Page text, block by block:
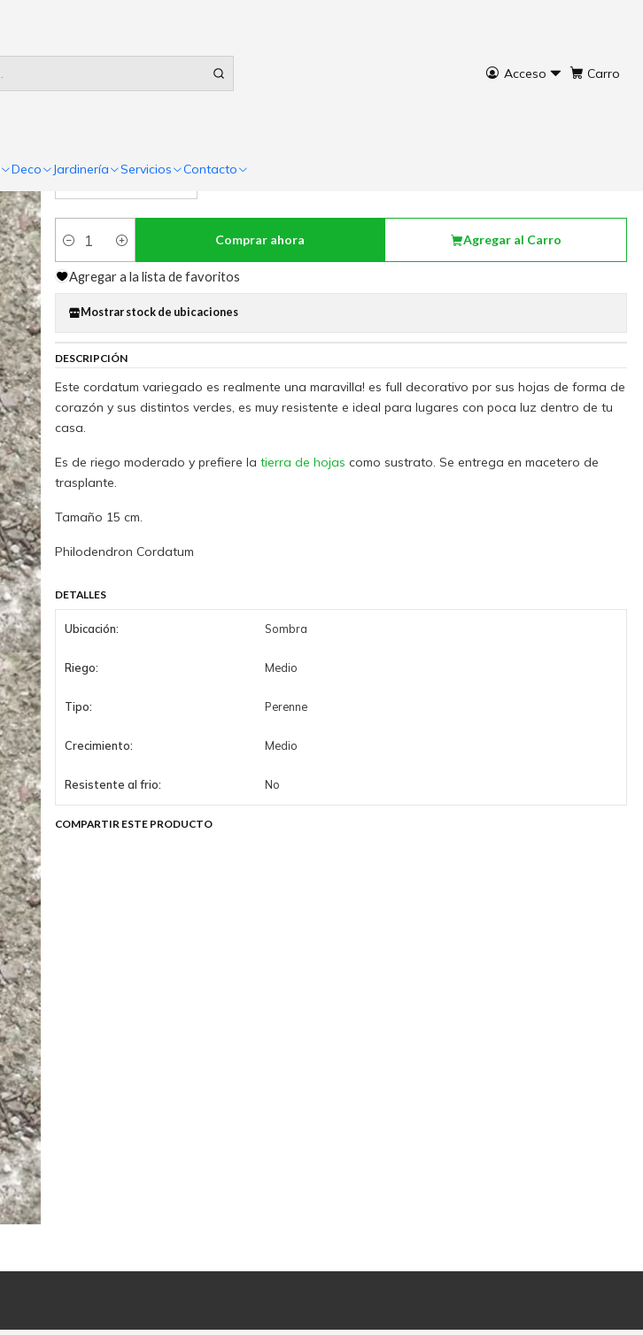
Acceso Carro
Deco Jardinería Servicios Contacto
MACETERO
Cantidad
Agregar al Carro
Comprar ahora
Agregar a la lista de favoritos
Mostrar stock de ubicaciones
DESCRIPCIÓN
Este cordatum variegado es realmente una maravilla! es full decorativo por sus hojas de forma de
corazón y sus distintos verdes, es muy resistente e ideal para lugares con poca luz dentro de tu
casa.
Es de riego moderado y prefiere la tierra de hojas como sustrato. Se entrega en macetero de
trasplante.
Tamaño 15 cm.
Philodendron Cordatum
DETALLES
Ubicación: Sombra
Riego: Medio
Tipo: Perenne
Crecimiento: Medio
Resistente al frio: No
COMPARTIR ESTE PRODUCTO